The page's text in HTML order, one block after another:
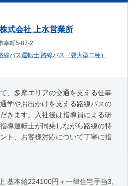
式会社 上水営業所
幸町5-87-2
線バス運転士 路線バス（要大型二種）
、多摩エリアの交通を支える仕事
学やお出かけを支える路線バスの
きます。入社後は指導員による研
導運転士が同乗しながら路線の特
ト、お客様対応について丁寧に指
基本給224100円＋一律住宅手当3,